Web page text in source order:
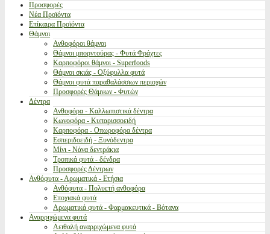
Προσφορές
Νέα Προϊόντα
Επίκαιρα Προϊόντα
Θάμνοι
Ανθοφόροι θάμνοι
Θάμνοι μπορντούρας - Φυτά Φράχτες
Καρποφόροι θάμνοι - Superfoods
Θάμνοι σκιάς - Οξύφυλλα φυτά
Θάμνοι φυτά παραθαλάσσιων περιοχών
Προσφορές Θάμνων - Φυτών
Δέντρα
Ανθοφόρα - Καλλωπιστικά δέντρα
Κωνοφόρα - Κυπαρισσοειδή
Καρποφόρα - Οπωροφόρα δέντρα
Εσπεριδοειδή - Ξυνόδεντρα
Μίνι - Νάνα δεντράκια
Τροπικά φυτά - δένδρα
Προσφορές Δέντρων
Ανθόφυτα - Αρωματικά - Ετήσια
Ανθόφυτα - Πολυετή ανθοφόρα
Εποχιακά φυτά
Αρωματικά φυτά - Φαρμακευτικά - Βότανα
Αναρριχώμενα φυτά
Αειθαλή αναρριχώμενα φυτά